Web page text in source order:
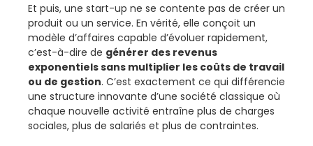
Et puis, une start-up ne se contente pas de créer un
produit ou un service. En vérité, elle conçoit un
modèle d’affaires capable d’évoluer rapidement,
c’est-à-dire de générer des revenus
exponentiels sans multiplier les coûts de travail
ou de gestion. C’est exactement ce qui différencie
une structure innovante d’une société classique où
chaque nouvelle activité entraîne plus de charges
sociales, plus de salariés et plus de contraintes.